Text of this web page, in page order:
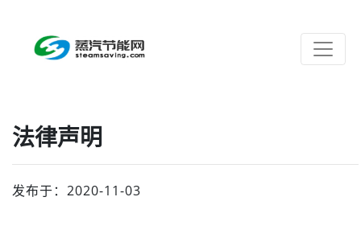
法律声明
发布于：2020-11-03